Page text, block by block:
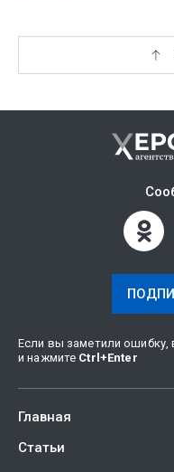
Если вы заметили ошибку,
и нажмите Ctrl +Enter
Главная
Статьи